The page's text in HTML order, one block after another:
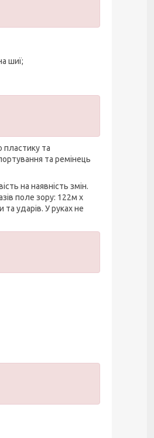
шиї;
пластику та
та ремінець
на наявність змін.
поле зору: 122м x
ударів. У руках не